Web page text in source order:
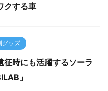
クする車
グッズ
征時にも活躍するソーラ
」